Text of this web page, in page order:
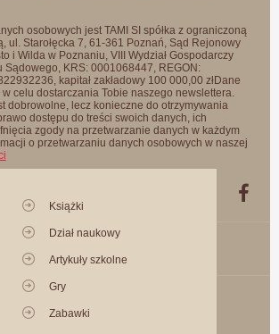
osobowych jest TAMI SI spółka z ograniczoną
ul. Starołęcka 7, 61-361 Poznań, Sąd Rejonowy
i Wilda w Poznaniu, VIII Wydział Gospodarczy
Sądowego, KRS: 0001068447, REGON:
kapitał zakładowy 100 000,00 złDane
celu dostarczania Tobie naszego newslettera.
dobrowolne, lecz konieczne do otrzymywania
dostępu do treści swoich danych, ich
zgody na przetwarzanie danych w każdym
o przetwarzaniu danych osobowych w naszej
Książki
Dział naukowy
Artykuły szkolne
Gry
Zabawki